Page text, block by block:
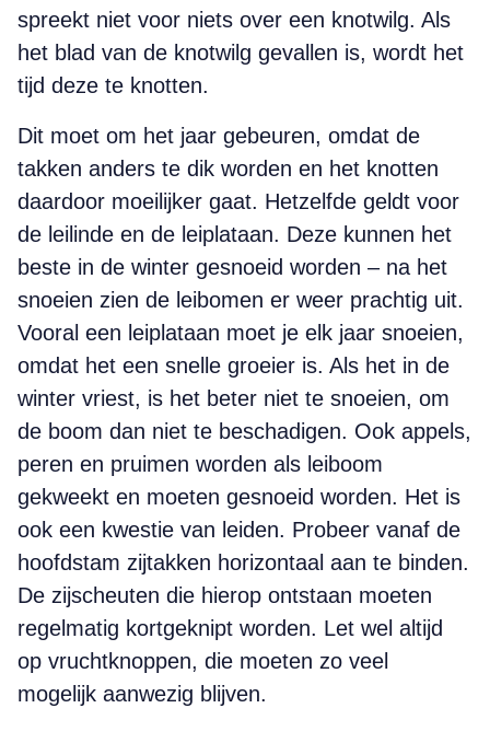
spreekt niet voor niets over een knotwilg. Als
het blad van de knotwilg gevallen is, wordt het
tijd deze te knotten.
Dit moet om het jaar gebeuren, omdat de
takken anders te dik worden en het knotten
daardoor moeilijker gaat. Hetzelfde geldt voor
de leilinde en de leiplataan. Deze kunnen het
beste in de winter gesnoeid worden – na het
snoeien zien de leibomen er weer prachtig uit.
Vooral een leiplataan moet je elk jaar snoeien,
omdat het een snelle groeier is. Als het in de
winter vriest, is het beter niet te snoeien, om
de boom dan niet te beschadigen. Ook appels,
peren en pruimen worden als leiboom
gekweekt en moeten gesnoeid worden. Het is
ook een kwestie van leiden. Probeer vanaf de
hoofdstam zijtakken horizontaal aan te binden.
De zijscheuten die hierop ontstaan moeten
regelmatig kortgeknipt worden. Let wel altijd
op vruchtknoppen, die moeten zo veel
mogelijk aanwezig blijven.